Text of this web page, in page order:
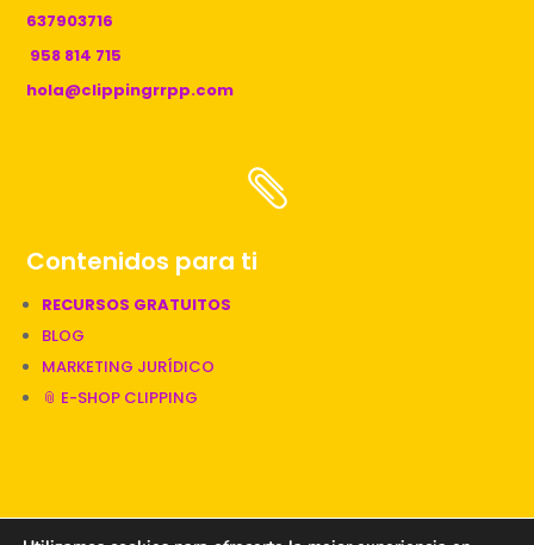
637903716
958 814 715
hola@clippingrrpp.com

Contenidos para ti
RECURSOS GRATUITOS
BLOG
MARKETING JURÍDICO
📎 E-SHOP CLIPPING
📎 Una web diseñada por Clipping